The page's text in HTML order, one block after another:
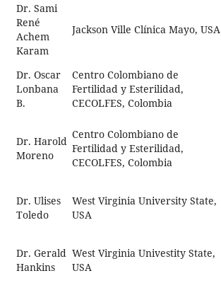
Dr. Sami
René
Achem
Karam
Jackson Ville Clínica Mayo, USA
Dr. Oscar
Lonbana
B.
Centro Colombiano de
Fertilidad y Esterilidad,
CECOLFES, Colombia
Dr. Harold
Moreno
Centro Colombiano de
Fertilidad y Esterilidad,
CECOLFES, Colombia
Dr. Ulises
Toledo
West Virginia University State,
USA
Dr. Gerald
Hankins
West Virginia Univestity State,
USA